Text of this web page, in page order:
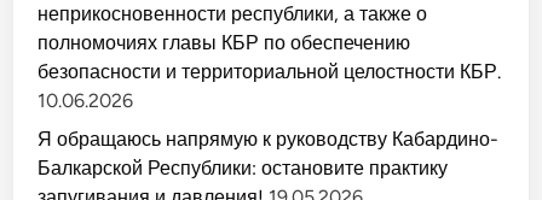
неприкосновенности республики, а также о
полномочиях главы КБР по обеспечению
безопасности и территориальной целостности КБР.
10.06.2026
Я обращаюсь напрямую к руководству Кабардино-
Балкарской Республики: остановите практику